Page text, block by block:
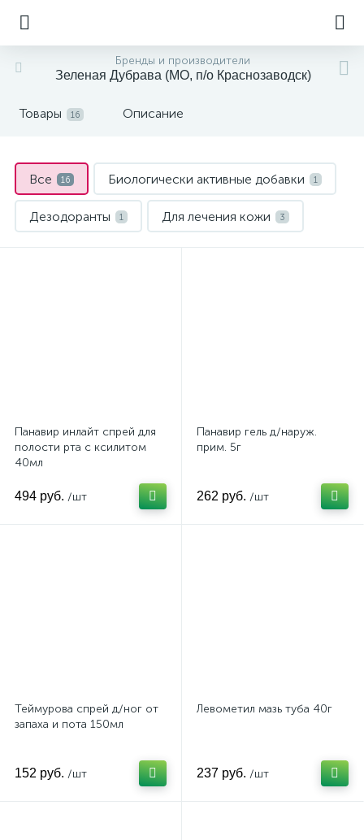
Бренды и производители
Зеленая Дубрава (МО, п/о Краснозаводск)
Товары 16 Описание
Все 16 Биологически активные добавки 1
Дезодоранты 1 Для лечения кожи 3
Уход за лицом Уход за телом
Панавир инлайт спрей для
полости рта с ксилитом
40мл
494 руб. /шт
Панавир гель д/наруж.
прим. 5г
262 руб. /шт
Теймурова спрей д/ног от
запаха и пота 150мл
152 руб. /шт
Левометил мазь туба 40г
237 руб. /шт